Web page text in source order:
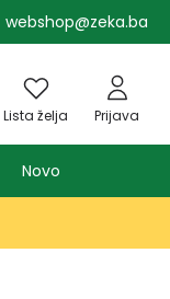
webshop@zeka.ba
Lista želja Prijava
Novo